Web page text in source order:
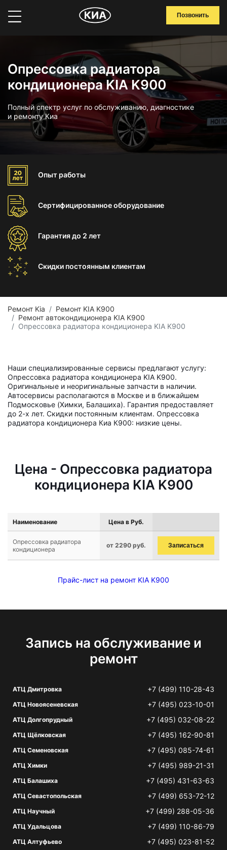
Позвонить
Опрессовка радиатора
кондиционера KIA K900
Полный спектр услуг по обслуживанию, диагностике
и ремонту Киа
Опыт работы
Сертифицированноеоборудование
Гарантиядо 2 лет
Скидки постоянным клиентам
Ремонт Kia
Ремонт KIA K900
Ремонт автокондиционера KIA K900
Опрессовка радиатора кондиционера KIA K900
Наши специализированные сервисы предлагают услугу:
Опрессовка радиатора кондиционера KIA K900.
Оригинальные и неоригинальные запчасти в наличии.
Автосервисы располагаются в Москве и в ближайшем
Подмосковье (Химки, Балашиха). Гарантия предоставляет
до 2-х лет. Скидки постоянным клиентам. Опрессовка
радиатора кондиционера Киа К900: низкие цены.
Цена - Опрессовка радиатора
кондиционера KIA K900
Наименование Цена в Руб.
Опрессовка радиатора
кондиционера
от 2290 руб. Записаться
Прайс-лист на ремонт KIA K900
Запись на обслуживание и
ремонт
АТЦ Дмитровка +7 (499) 110-28-43
АТЦ Новоясеневская +7 (495) 023-10-01
АТЦ Долгопрудный +7 (495) 032-08-22
АТЦ Щёлковская +7 (495) 162-90-81
АТЦ Семеновская +7 (495) 085-74-61
АТЦ Химки +7 (495) 989-21-31
АТЦ Балашиха +7 (495) 431-63-63
АТЦ Севастопольская +7 (499) 653-72-12
АТЦ Научный +7 (499) 288-05-36
АТЦ Удальцова +7 (499) 110-86-79
АТЦ Алтуфьево +7 (495) 023-81-52